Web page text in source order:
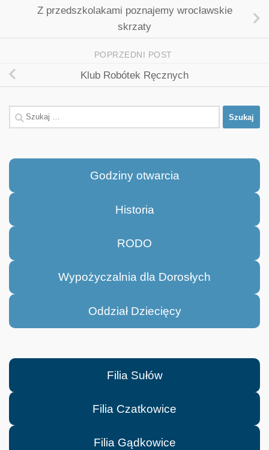
Z przedszkolakami poznajemy wrocławskie
skrzaty
POPRZEDNI POST
Klub Robótek Ręcznych
Szukaj:
Godziny otwarcia
Historia
RODO
Wypożyczalnia dla Dorosłych
Oddział Dziecięcy
Filia Sułów
Filia Czatkowice
Filia Gądkowice